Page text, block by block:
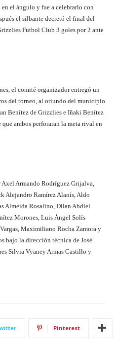
el ángulo y fue a celebrarlo con
el silbante decretó el final del
Futbol Club 3 goles por 2 ante
el comité organizador entregó un
del torneo, al oriundo del municipio
Benítez de Grizzlies e Iñaki Benítez
ambos perforaran la meta rival en
Armando Rodríguez Grijalva,
Alejandro Ramírez Alanís, Aldo
Almeida Rosalino, Dilan Abdiel
Morones, Luis Ángel Solís
Maximiliano Rocha Zamora y
bajo la dirección técnica de José
Silvia Vyaney Armas Castillo y
Pinterest